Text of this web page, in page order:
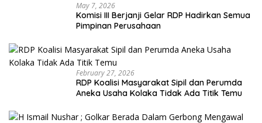
May 7, 2026
Komisi III Berjanji Gelar RDP Hadirkan Semua
Pimpinan Perusahaan
February 27, 2026
RDP Koalisi Masyarakat Sipil dan Perumda
Aneka Usaha Kolaka Tidak Ada Titik Temu